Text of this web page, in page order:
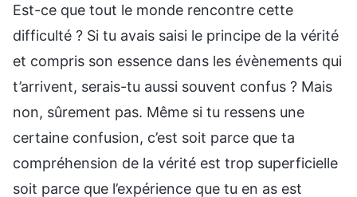
Est-ce que tout le monde rencontre cette
difficulté ? Si tu avais saisi le principe de la vérité
et compris son essence dans les évènements qui
t’arrivent, serais-tu aussi souvent confus ? Mais
non, sûrement pas. Même si tu ressens une
certaine confusion, c’est soit parce que ta
compréhension de la vérité est trop superficielle
soit parce que l’expérience que tu en as est